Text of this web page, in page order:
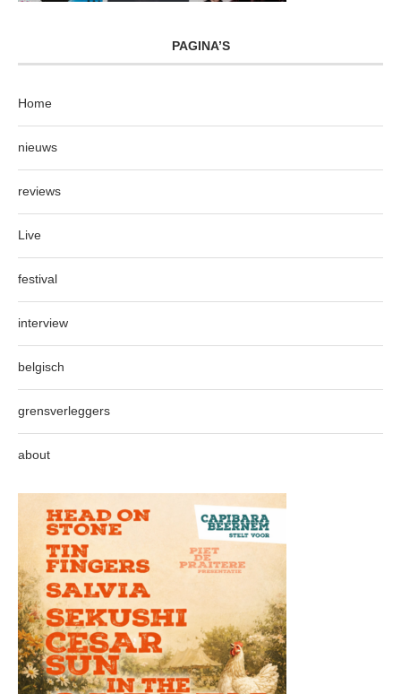
PAGINA’S
Home
nieuws
reviews
Live
festival
interview
belgisch
grensverleggers
about